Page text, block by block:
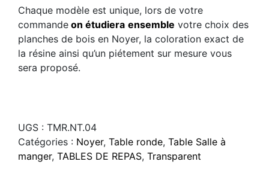
Chaque modèle est unique, lors de votre
commande on étudiera ensemble votre choix des
planches de bois en Noyer, la coloration exact de
la résine ainsi qu’un piétement sur mesure vous
sera proposé.
UGS : TMR.NT.04
Catégories : Noyer, Table ronde, Table Salle à
manger, TABLES DE REPAS, Transparent